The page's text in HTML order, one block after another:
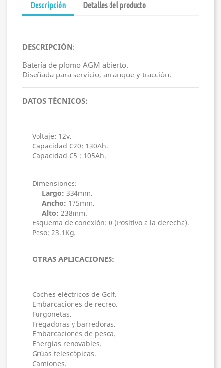
Descripción Detalles del producto
DESCRIPCIÓN:
Batería de plomo AGM abierto.
Diseñada para servicio, arranque y tracción.
DATOS TÉCNICOS:
Voltaje: 12v.
Capacidad C20: 130Ah.
Capacidad C5 : 105Ah.
Dimensiones:
Largo: 334mm.
Ancho: 175mm.
Alto: 238mm.
Esquema de conexión: 0 (Positivo a la derecha).
Peso: 23.1Kg.
OTRAS APLICACIONES:
Coches eléctricos de Golf.
Embarcaciones de recreo.
Furgonetas.
Fregadoras y barredoras.
Embarcaciones de pesca.
Energías renovables.
Grúas telescópicas.
Camiones.